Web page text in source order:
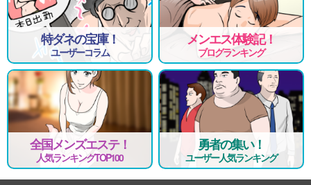
■大型駐車場完備
自家用車で通勤しても安心です。
■バレない為の対策
実在するアリバイ会社による
給与明細・在籍証明の発行が出来ますので、
親バレ、知人バレすることは絶対に有りません。
■当店は更に未経験に優しく、
女性エステのインストラクターが常駐しています。
親切丁寧にお教えいたします。
エステは難しいなど思わないでください。
お仕事の悩みはもちろんいろんなお悩みも聞いてくれますよ！
特ダネの宝庫！
ユーザーコラム
メンエス体験記！
ブログランキング
全国メンズエステ！
人気ランキングTOP100
勇者の集い！
ユーザー人気ランキング